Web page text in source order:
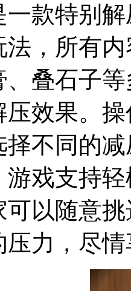
一款特别
法，所有
、叠石子
压效果。
择不同的
游戏支持
可以随意
压力，尽